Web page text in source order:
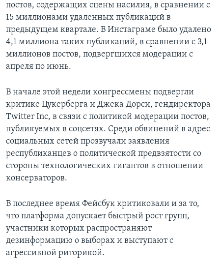
постов, содержащих сцены насилия, в сравнении с
15 миллионами удаленных публикаций в
предыдущем квартале. В Инстаграме было удалено
4,1 миллиона таких публикаций, в сравнении с 3,1
миллионов постов, подвергшихся модерации с
апреля по июнь.
В начале этой недели конгрессмены подвергли
критике Цукерберга и Джека Дорси, гендиректора
Twitter Inc, в связи с политикой модерации постов,
публикуемых в соцсетях. Среди обвинений в адрес
социальных сетей прозвучали заявления
республиканцев о политической предвзятости со
стороны технологических гигантов в отношении
консерваторов.
В последнее время Фейсбук критиковали и за то,
что платформа допускает быстрый рост групп,
участники которых распространяют
дезинформацию о выборах и выступают с
агрессивной риторикой.